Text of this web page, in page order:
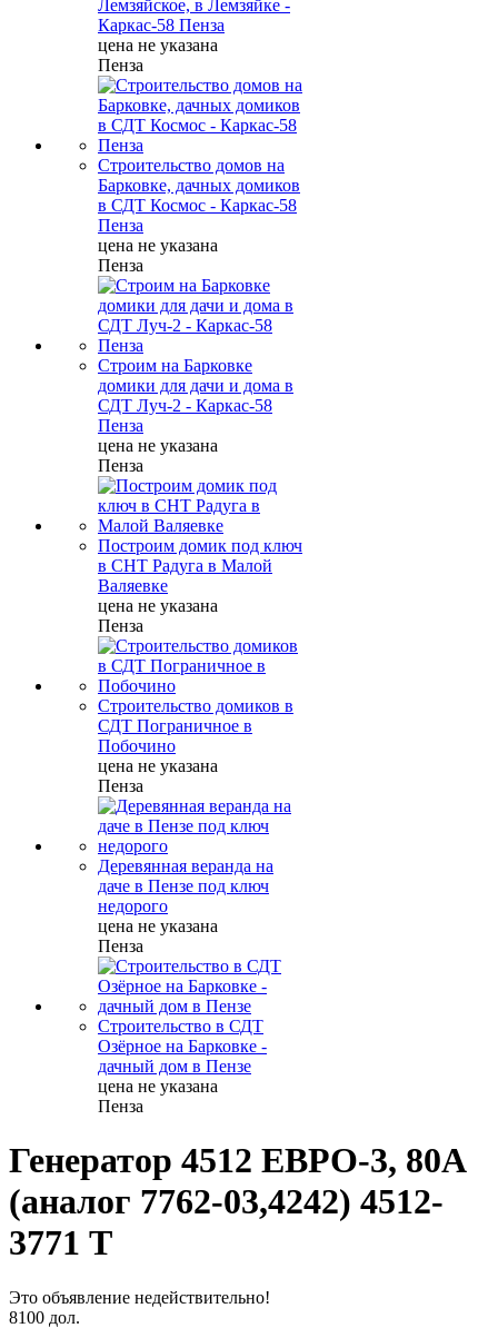
Лемзяйское, в Лемзяйке -
Каркас-58 Пенза
цена не указана
Пенза
Строительство домов на
Барковке, дачных домиков
в СДТ Космос - Каркас-58
Пенза
цена не указана
Пенза
Строим на Барковке
домики для дачи и дома в
СДТ Луч-2 - Каркас-58
Пенза
цена не указана
Пенза
Построим домик под ключ
в СНТ Радуга в Малой
Валяевке
цена не указана
Пенза
Строительство домиков в
СДТ Пограничное в
Побочино
цена не указана
Пенза
Деревянная веранда на
даче в Пензе под ключ
недорого
цена не указана
Пенза
Строительство в СДТ
Озёрное на Барковке -
дачный дом в Пензе
цена не указана
Пенза
Генератор 4512 ЕВРО-3, 80A
(аналог 7762-03,4242) 4512-
3771 Т
Это объявление недействительно!
8100 дол.